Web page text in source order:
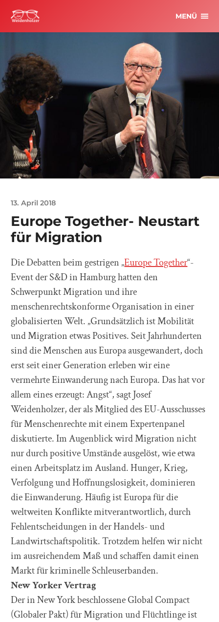
MENÜ
13. April 2018
Europe Together- Neustart
für Migration
Die Debatten beim gestrigen „Europe Together“-
Event der S&D in Hamburg hatten den
Schwerpunkt Migration und ihre
menschenrechtskonforme Organisation in einer
globalisierten Welt. „Grundsätzlich ist Mobilität
und Migration etwas Positives. Seit Jahrhunderten
sind die Menschen aus Europa ausgewandert, doch
erst seit einer Generation erleben wir eine
vermehrte Einwanderung nach Europa. Das hat vor
allem eines erzeugt: Angst“, sagt Josef
Weidenholzer, der als Mitglied des EU-Ausschusses
für Menschenrechte mit einem Expertenpanel
diskutierte. Im Augenblick wird Migration nicht
nur durch positive Umstände ausgelöst, wie etwa
einen Arbeitsplatz im Ausland. Hunger, Krieg,
Verfolgung und Hoffnungslosigkeit, dominieren
die Einwanderung. Häufig ist Europa für die
weltweiten Konflikte mitverantwortlich, durch
Fehlentscheidungen in der Handels- und
Landwirtschaftspolitik. Trotzdem helfen wir nicht
im ausreichendem Maß und schaffen damit einen
Markt für kriminelle Schleuserbanden.
New Yorker Vertrag
Der in New York beschlossene Global Compact
(Globaler Pakt) für Migration und Flüchtlinge ist